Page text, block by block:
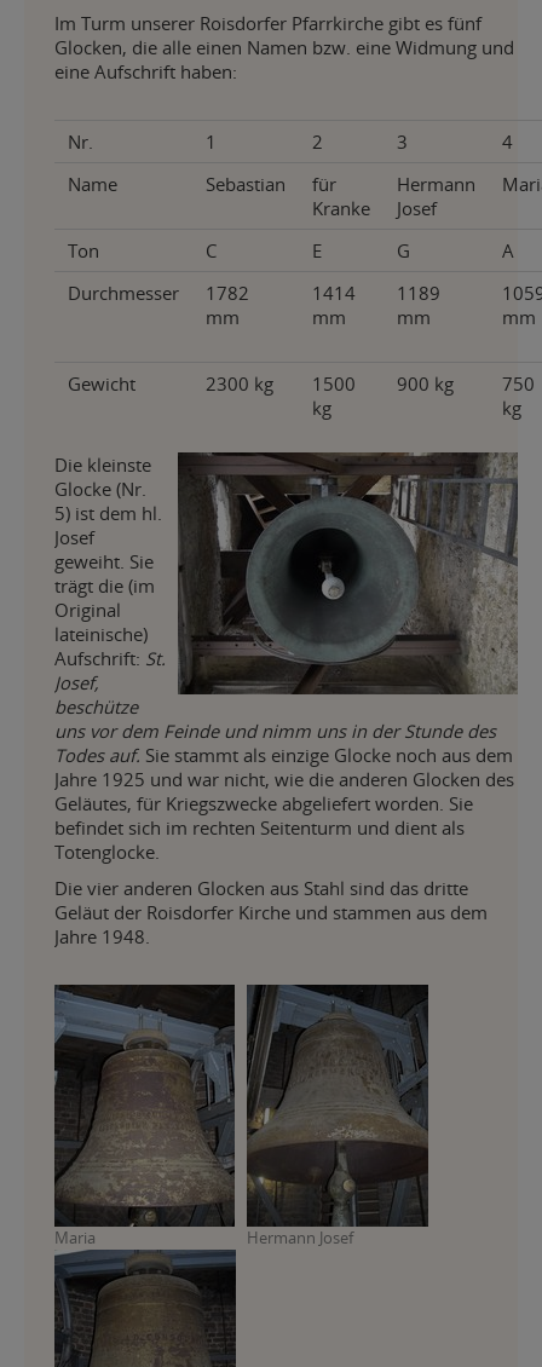
Im Turm unserer Roisdorfer Pfarrkirche gibt es fünf
Glocken, die alle einen Namen bzw. eine Widmung und
eine Aufschrift haben:
Nr. 1 2 3
4
Name
Sebastian
für
Kranke
Hermann
Josef
Ton C E G
A
Durchmesser
1782
mm
1414
mm
1189
mm
mm
Gewicht 2300 kg
1500
kg
900 kg
750
kg
Die kleinste
Glocke (Nr.
5) ist dem hl.
Josef
geweiht. Sie
trägt die (im
Original
lateinische)
Aufschrift: St.
Josef,
beschütze
uns vor dem Feinde und nimm uns in der Stunde des
Todes auf. Sie stammt als einzige Glocke noch aus dem
Jahre 1925 und war nicht, wie die anderen Glocken des
Geläutes, für Kriegszwecke abgeliefert worden. Sie
befindet sich im rechten Seitenturm und dient als
Totenglocke.
Die vier anderen Glocken aus Stahl sind das dritte
Geläut der Roisdorfer Kirche und stammen aus dem
Jahre 1948.
Maria Hermann Josef